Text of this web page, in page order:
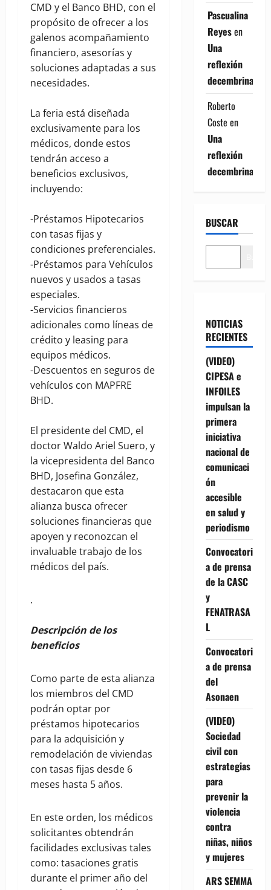
CMD y el Banco BHD, con el
propósito de ofrecer a los
galenos acompañamiento
financiero, asesorías y
soluciones adaptadas a sus
necesidades.
La feria está diseñada
exclusivamente para los
médicos, donde estos
tendrán acceso a
beneficios exclusivos,
incluyendo:
-Préstamos Hipotecarios
con tasas fijas y
condiciones preferenciales.
-Préstamos para Vehículos
nuevos y usados a tasas
especiales.
-Servicios financieros
adicionales como líneas de
crédito y leasing para
equipos médicos.
-Descuentos en seguros de
vehículos con MAPFRE
BHD.
El presidente del CMD, el
doctor Waldo Ariel Suero, y
la vicepresidenta del Banco
BHD, Josefina González,
destacaron que esta
alianza busca ofrecer
soluciones financieras que
apoyen y reconozcan el
invaluable trabajo de los
médicos del país.
.
Descripción de los
beneficios
Como parte de esta alianza
los miembros del CMD
podrán optar por
préstamos hipotecarios
para la adquisición y
remodelación de viviendas
con tasas fijas desde 6
meses hasta 5 años.
En este orden, los médicos
solicitantes obtendrán
facilidades exclusivas tales
como: tasaciones gratis
durante el primer año del
Pascualina
Reyesen
Una
reflexión
decembrina
Roberto
Coste en
Una
reflexión
decembrina
BUSCAR
NOTICIAS
RECIENTES
(VIDEO)
CIPESA e
INFOILES
impulsan la
primera
iniciativa
nacional de
comunicaci
ón
accesible
en salud y
periodismo
Convocatori
a de prensa
de la CASC
y
FENATRASA
L
Convocatori
a de prensa
del
Asonaen
(VIDEO)
Sociedad
civil con
estrategias
para
prevenir la
violencia
contra
niñas, niños
y mujeres
ARS SEMMA